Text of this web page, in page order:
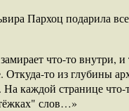
Пархоц подарила
что-то внутри,
то из глубины
каждой странице
слов…»